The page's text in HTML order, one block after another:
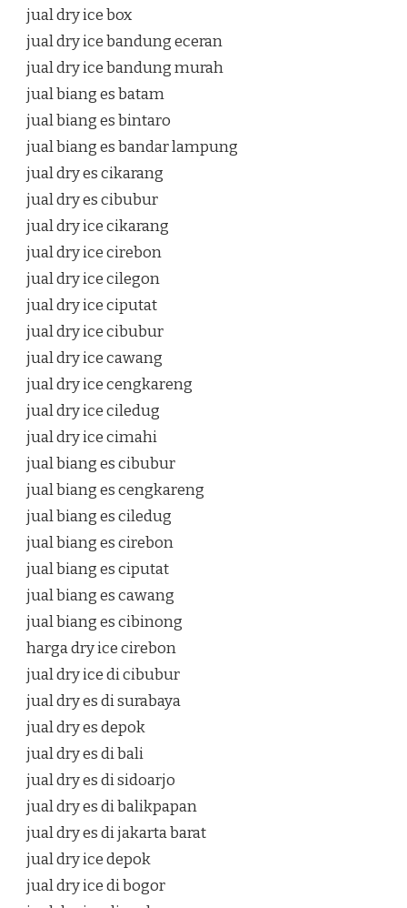
jual dry ice box
jual dry ice bandung eceran
jual dry ice bandung murah
jual biang es batam
jual biang es bintaro
jual biang es bandar lampung
jual dry es cikarang
jual dry es cibubur
jual dry ice cikarang
jual dry ice cirebon
jual dry ice cilegon
jual dry ice ciputat
jual dry ice cibubur
jual dry ice cawang
jual dry ice cengkareng
jual dry ice ciledug
jual dry ice cimahi
jual biang es cibubur
jual biang es cengkareng
jual biang es ciledug
jual biang es cirebon
jual biang es ciputat
jual biang es cawang
jual biang es cibinong
harga dry ice cirebon
jual dry ice di cibubur
jual dry es di surabaya
jual dry es depok
jual dry es di bali
jual dry es di sidoarjo
jual dry es di balikpapan
jual dry es di jakarta barat
jual dry ice depok
jual dry ice di bogor